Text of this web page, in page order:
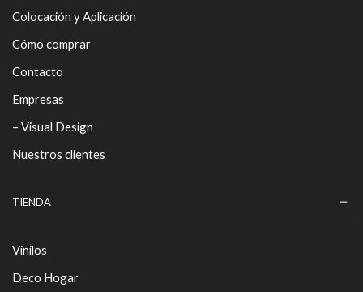
Colocación y Aplicación
Cómo comprar
Contacto
Empresas
– Visual Design
Nuestros clientes
TIENDA
Vinilos
Deco Hogar